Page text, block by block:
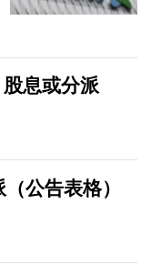
息或分派
公告表格）